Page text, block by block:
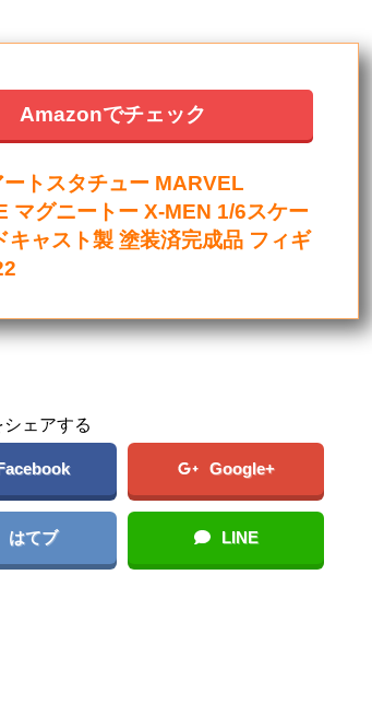
Amazonでチェック
ートスタチュー MARVEL
マグニートー X-MEN 1/6スケー
キャスト製 塗装済完成品 フィギ
ェアする
Facebook Google+
はてブ LINE